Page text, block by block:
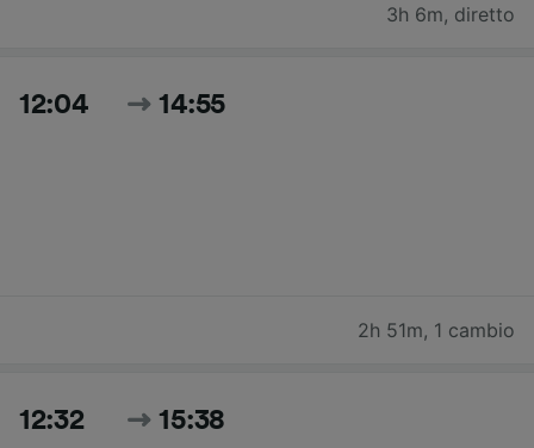
3h 6m, diretto
12:04 14:55
2h 51m, 1 cambio
12:32 15:38